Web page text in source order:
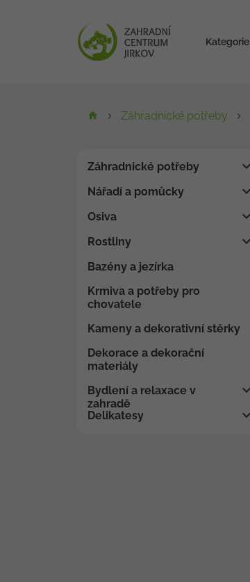
Kategorie
Záhradnické potřeby
Záhradnické potřeby
Nářadí a pomůcky
Osiva
Rostliny
Bazény a jezírka
Krmiva a potřeby pro
chovatele
Kameny a dekorativní stěrky
Dekorace a dekorační
materiály
Bydlení a relaxace v
zahradě
Delikatesy